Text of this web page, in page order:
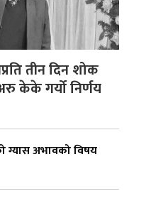
तीन दिन शोक
केके गर्यो निर्णय
ग्यास अभावको विषय